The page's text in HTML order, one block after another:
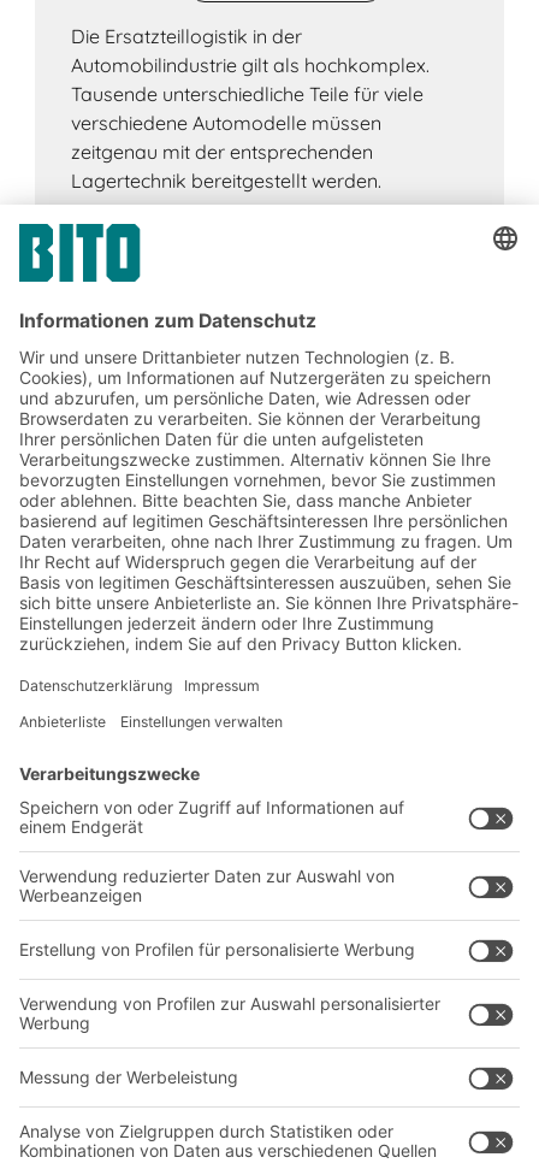
Die Ersatzteillogistik in der
Automobilindustrie gilt als hochkomplex.
Tausende unterschiedliche Teile für viele
verschiedene Automodelle müssen
zeitgenau mit der entsprechenden
Lagertechnik bereitgestellt werden.
Jetzt beim BITO Newsletter
anmelden:
Lager- & Logistiknews
Exklusive Rabatte
Neuheiten
Newsletter abonnieren
Lösungen
Intralogistiklösungen
Regalsysteme
Transportsysteme
Dienstleistungen
Kontaktformular
Unternehmen
Über uns
Produktionsstandorte
Karriere
Follow us